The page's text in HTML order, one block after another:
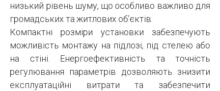
низький рівень шуму, що особливо важливо для
громадських та житлових об’єктів.
Компактні розміри установки забезпечують
можливість монтажу на підлозі, під стелею або
на стіні. Енергоефективність та точність
регулювання параметрів дозволяють знизити
експлуатаційні витрати та забезпечити